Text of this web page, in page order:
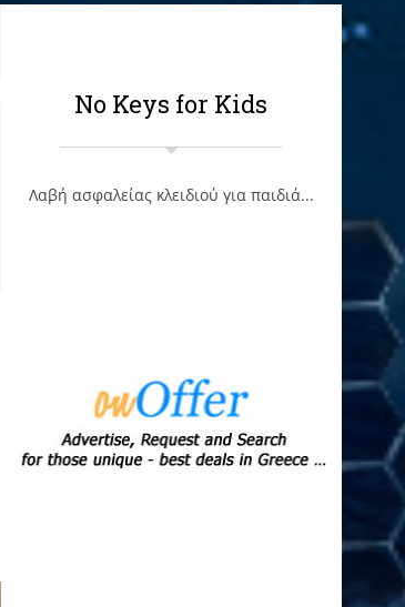
No Keys for Kids
Λαβή ασφαλείας κλειδιού για παιδιά...